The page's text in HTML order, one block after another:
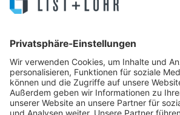
Sie machen Business. Wir Ihre IT.